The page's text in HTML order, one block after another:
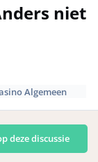
niet
Algemeen
deze discussie